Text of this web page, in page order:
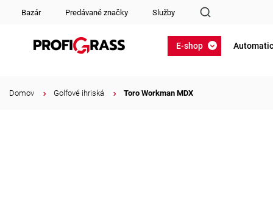
Bazár Predávané značky Služby
E-shop
Domov Golfové ihriská Toro Workman MDX